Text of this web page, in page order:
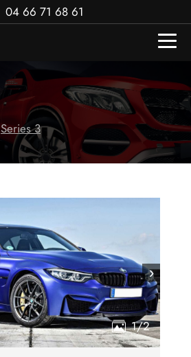
04 66 71 68 61
Series 3
1/2
›